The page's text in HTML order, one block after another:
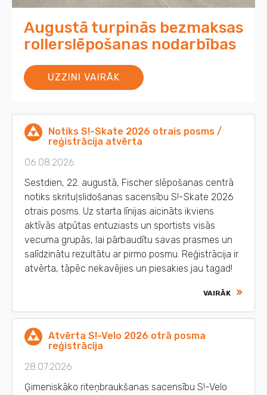
Augustā turpinās bezmaksas
rollerslēpošanas nodarbības
UZZINI VAIRĀK
Notiks S!-Skate 2026 otrais posms /
reģistrācija atvērta
06.08.2026
Sestdien, 22. augustā, Fischer slēpošanas centrā
notiks skrituļslidošanas sacensību S!-Skate 2026
otrais posms. Uz starta līnijas aicināts ikviens
aktīvās atpūtas entuziasts un sportists visās
vecuma grupās, lai pārbaudītu savas prasmes un
salīdzinātu rezultātu ar pirmo posmu. Reģistrācija ir
atvērta, tāpēc nekavējies un piesakies jau tagad!
VAIRĀK
Atvērta S!-Velo 2026 otrā posma
reģistrācija
28.07.2026
Ģimeniskāko riteņbraukšanas sacensību S!-Velo